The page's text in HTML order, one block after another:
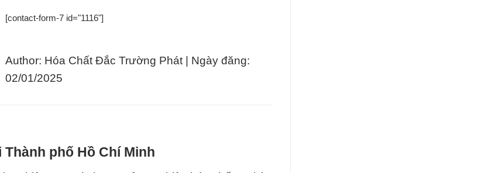
[contact-form-7 id="1116"]
Author: Hóa Chất Đắc Trường Phát | Ngày đăng:
02/01/2025
phố Hồ Chí Minh